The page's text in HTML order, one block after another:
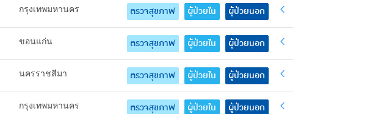
กรุงเทพมหานคร ตรวจสุขภาพ ผู้ป่วยใน ผู้ป่วยนอก
ขอนแก่น ตรวจสุขภาพ ผู้ป่วยใน ผู้ป่วยนอก
นครราชสีมา ตรวจสุขภาพ ผู้ป่วยใน ผู้ป่วยนอก
กรุงเทพมหานคร ตรวจสุขภาพ ผู้ป่วยใน ผู้ป่วยนอก